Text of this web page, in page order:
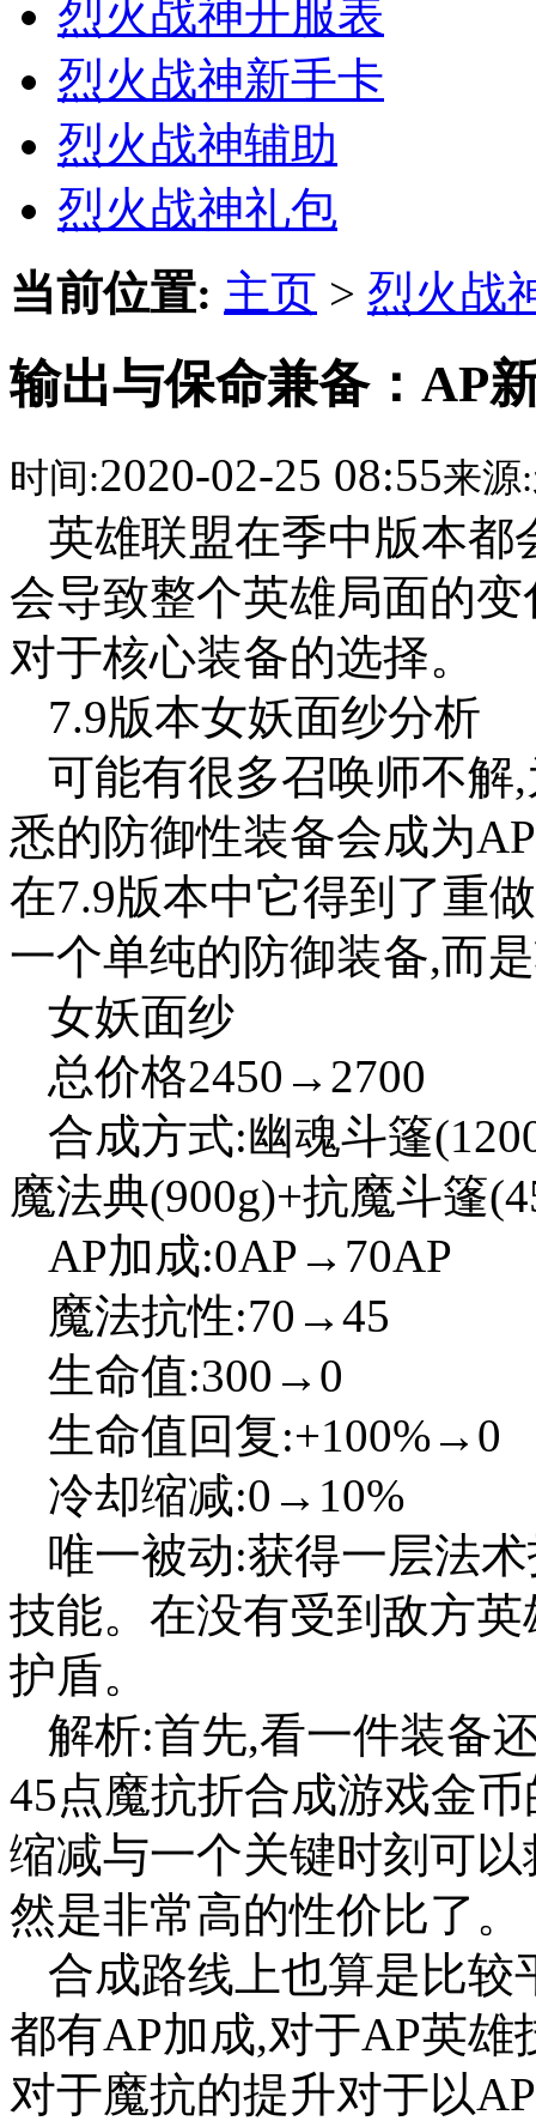
烈火战神开服表
烈火战神新手卡
烈火战神辅助
烈火战神礼包
当前位置: 主页 > 烈火战
输出与保命兼备：AP
时间:2020-02-25 08:55来源:
英雄联盟在季中版本都
会导致整个英雄局面的
对于核心装备的选择。
7.9版本女妖面纱分析
可能有很多召唤师不解
悉的防御性装备会成为
在7.9版本中它得到了重
一个单纯的防御装备,而
女妖面纱
总价格2450→2700
合成方式:幽魂斗篷
魔法典(900g)+抗魔斗篷
AP加成:0AP→70AP
魔法抗性:70→45
生命值:300→0
生命值回复:+100%→0
冷却缩减:0→10%
唯一被动:获得一层法
技能。在没有受到敌方
护盾。
解析:首先,看一件装备
45点魔抗折合成游戏金
缩减与一个关键时刻可
然是非常高的性价比了。
合成路线上也算是比较
都有AP加成,对于AP英
对于魔抗的提升对于以